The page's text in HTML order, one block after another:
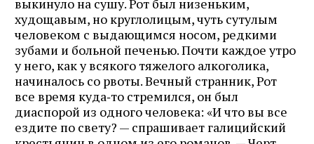
худощавым, но круглолицым, чуть сутулым
человеком с выдающимся носом, редкими
зубами и больной печенью. Почти каждое утро
у него, как у всякого тяжелого алкоголика,
начиналось со рвоты. Вечный странник, Рот
все время куда‑то стремился, он был
диаспорой из одного человека: «И что вы все
ездите по свету? — спрашивает галицийский